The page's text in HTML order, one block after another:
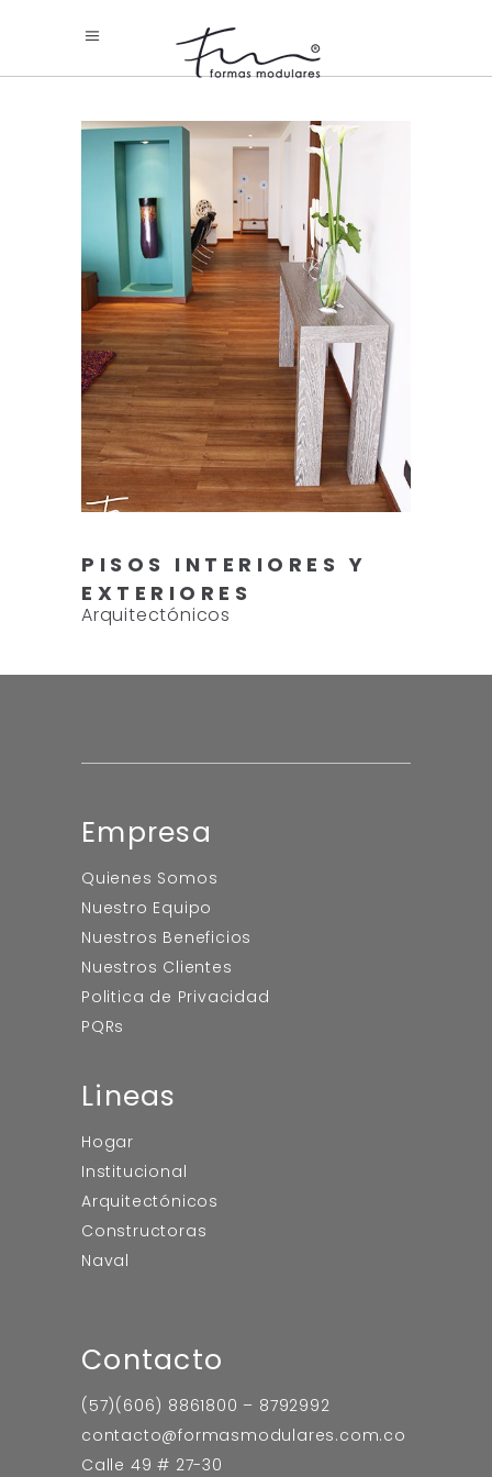
PISOS INTERIORES Y
EXTERIORES
Arquitectónicos
Empresa
Quienes Somos
Nuestro Equipo
Nuestros Beneficios
Nuestros Clientes
Politica de Privacidad
PQRs
Lineas
Hogar
Institucional
Arquitectónicos
Constructoras
Naval
Contacto
(57)(606) 8861800 – 8792992
contacto@formasmodulares.com.co
Calle 49 # 27-30